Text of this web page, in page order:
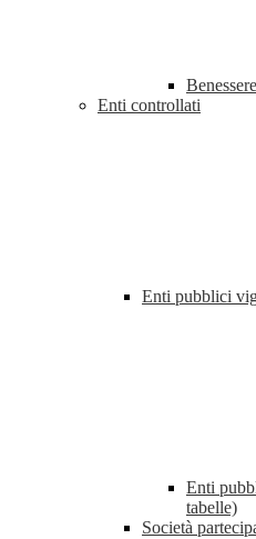
Enti controllati
Enti pubblici
Enti
tabelle)
Società